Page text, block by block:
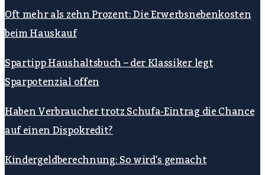
Oft mehr als zehn Prozent: Die Erwerbsnebenkosten
beim Hauskauf
Spartipp Haushaltsbuch – der Klassiker legt
Sparpotenzial offen
Haben Verbraucher trotz Schufa-Eintrag die Chance
auf einen Dispokredit?
Kindergeldberechnung: So wird’s gemacht